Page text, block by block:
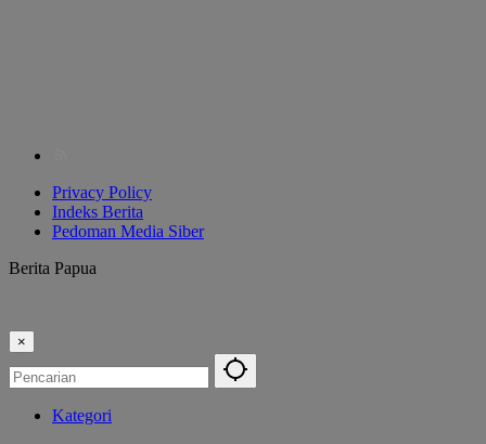
Privacy Policy
Indeks Berita
Pedoman Media Siber
Berita Papua
×
Kategori